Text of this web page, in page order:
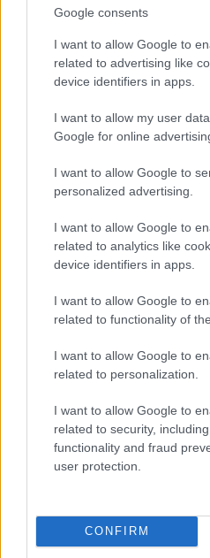
Google consents
I want to allow Google to
related to advertising like
device identifiers in apps.
I want to allow my user
Google for online
I want to allow Google to
personalized advertising.
I want to allow Google to
related to analytics like
device identifiers in apps.
I want to allow Google to
related to functionality of
I want to allow Google to
related to personalization.
I want to allow Google to
related to security,
functionality and fraud
user protection.
CONFIRM
Jön
Andy Murray az óceánban
Jön